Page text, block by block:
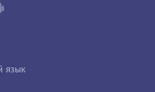
язык